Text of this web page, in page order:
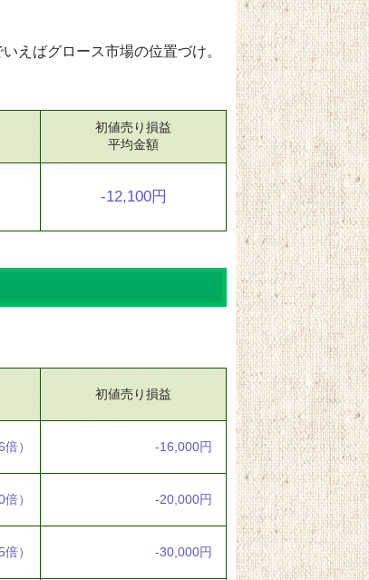
えばグロース市場の位置づけ。
初値売り損益
平均金額
-12,100円
初値売り損益
倍） -16,000円
倍） -20,000円
倍） -30,000円